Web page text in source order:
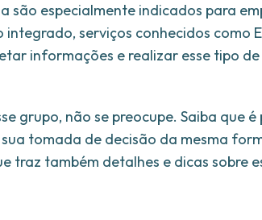
são especialmente indicados para
serviços conhecidos como
informações e realizar esse tipo
grupo, não se preocupe. Saiba que
tomada de decisão da mesma
traz também detalhes e dicas sobre